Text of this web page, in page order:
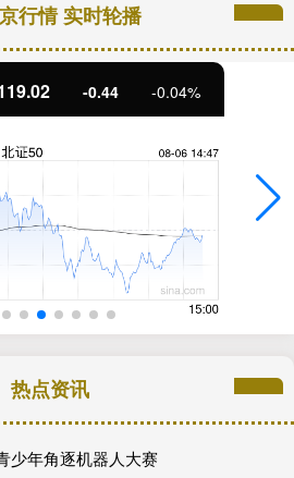
行情 实时轮播
-0.44 -0.04%
热点资讯
少年角逐机器人大赛